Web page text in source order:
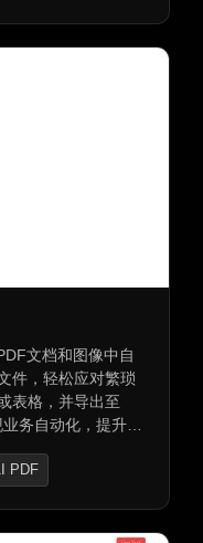
文档和图像中自
件，轻松应对繁琐
表格，并导出至
务自动化，提升工
PDF